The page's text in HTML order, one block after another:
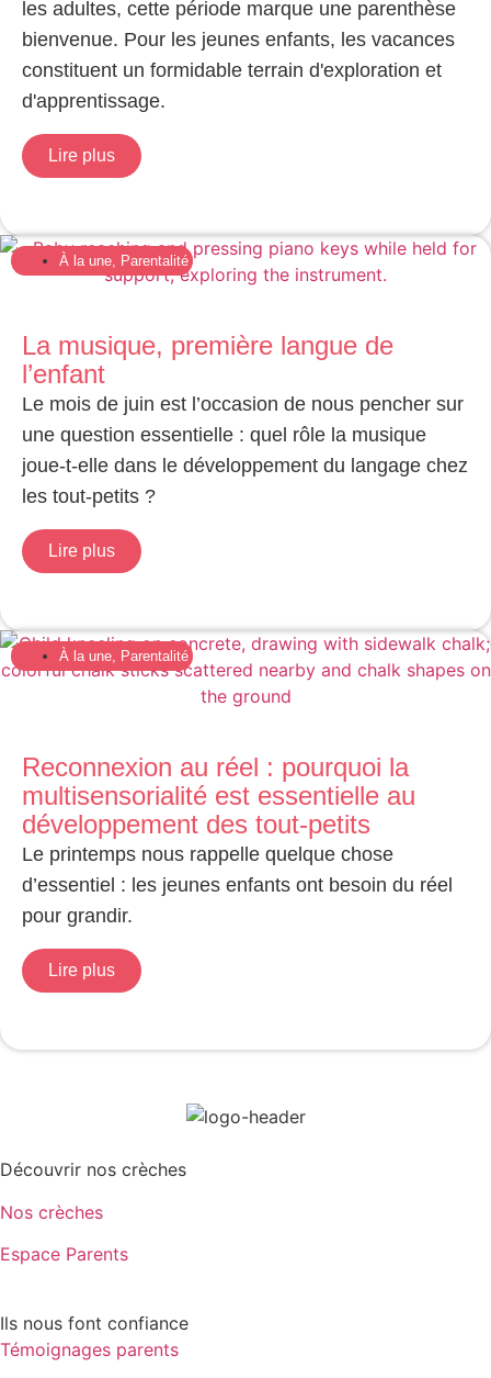
les adultes, cette période marque une parenthèse
bienvenue. Pour les jeunes enfants, les vacances
constituent un formidable terrain d'exploration et
d'apprentissage.
Lire plus
À la une Parentalité
La musique, première langue de
l’enfant
Le mois de juin est l’occasion de nous pencher sur
une question essentielle : quel rôle la musique
joue-t-elle dans le développement du langage chez
les tout-petits ?
Lire plus
À la une Parentalité
Reconnexion au réel : pourquoi la
multisensorialité est essentielle au
développement des tout-petits
Le printemps nous rappelle quelque chose
d’essentiel : les jeunes enfants ont besoin du réel
pour grandir.
Lire plus
Découvrir nos crèches
Nos crèches
Espace Parents
Ils nous font confiance
Témoignages parents